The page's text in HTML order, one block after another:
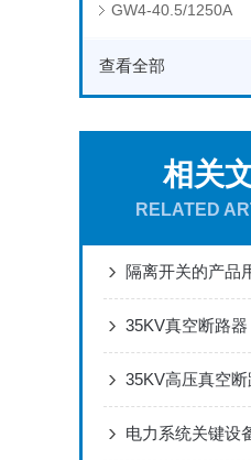
GW4-40.5/1250A
查看全部
相关
RELATED
隔离开关的产品
35KV高压真空